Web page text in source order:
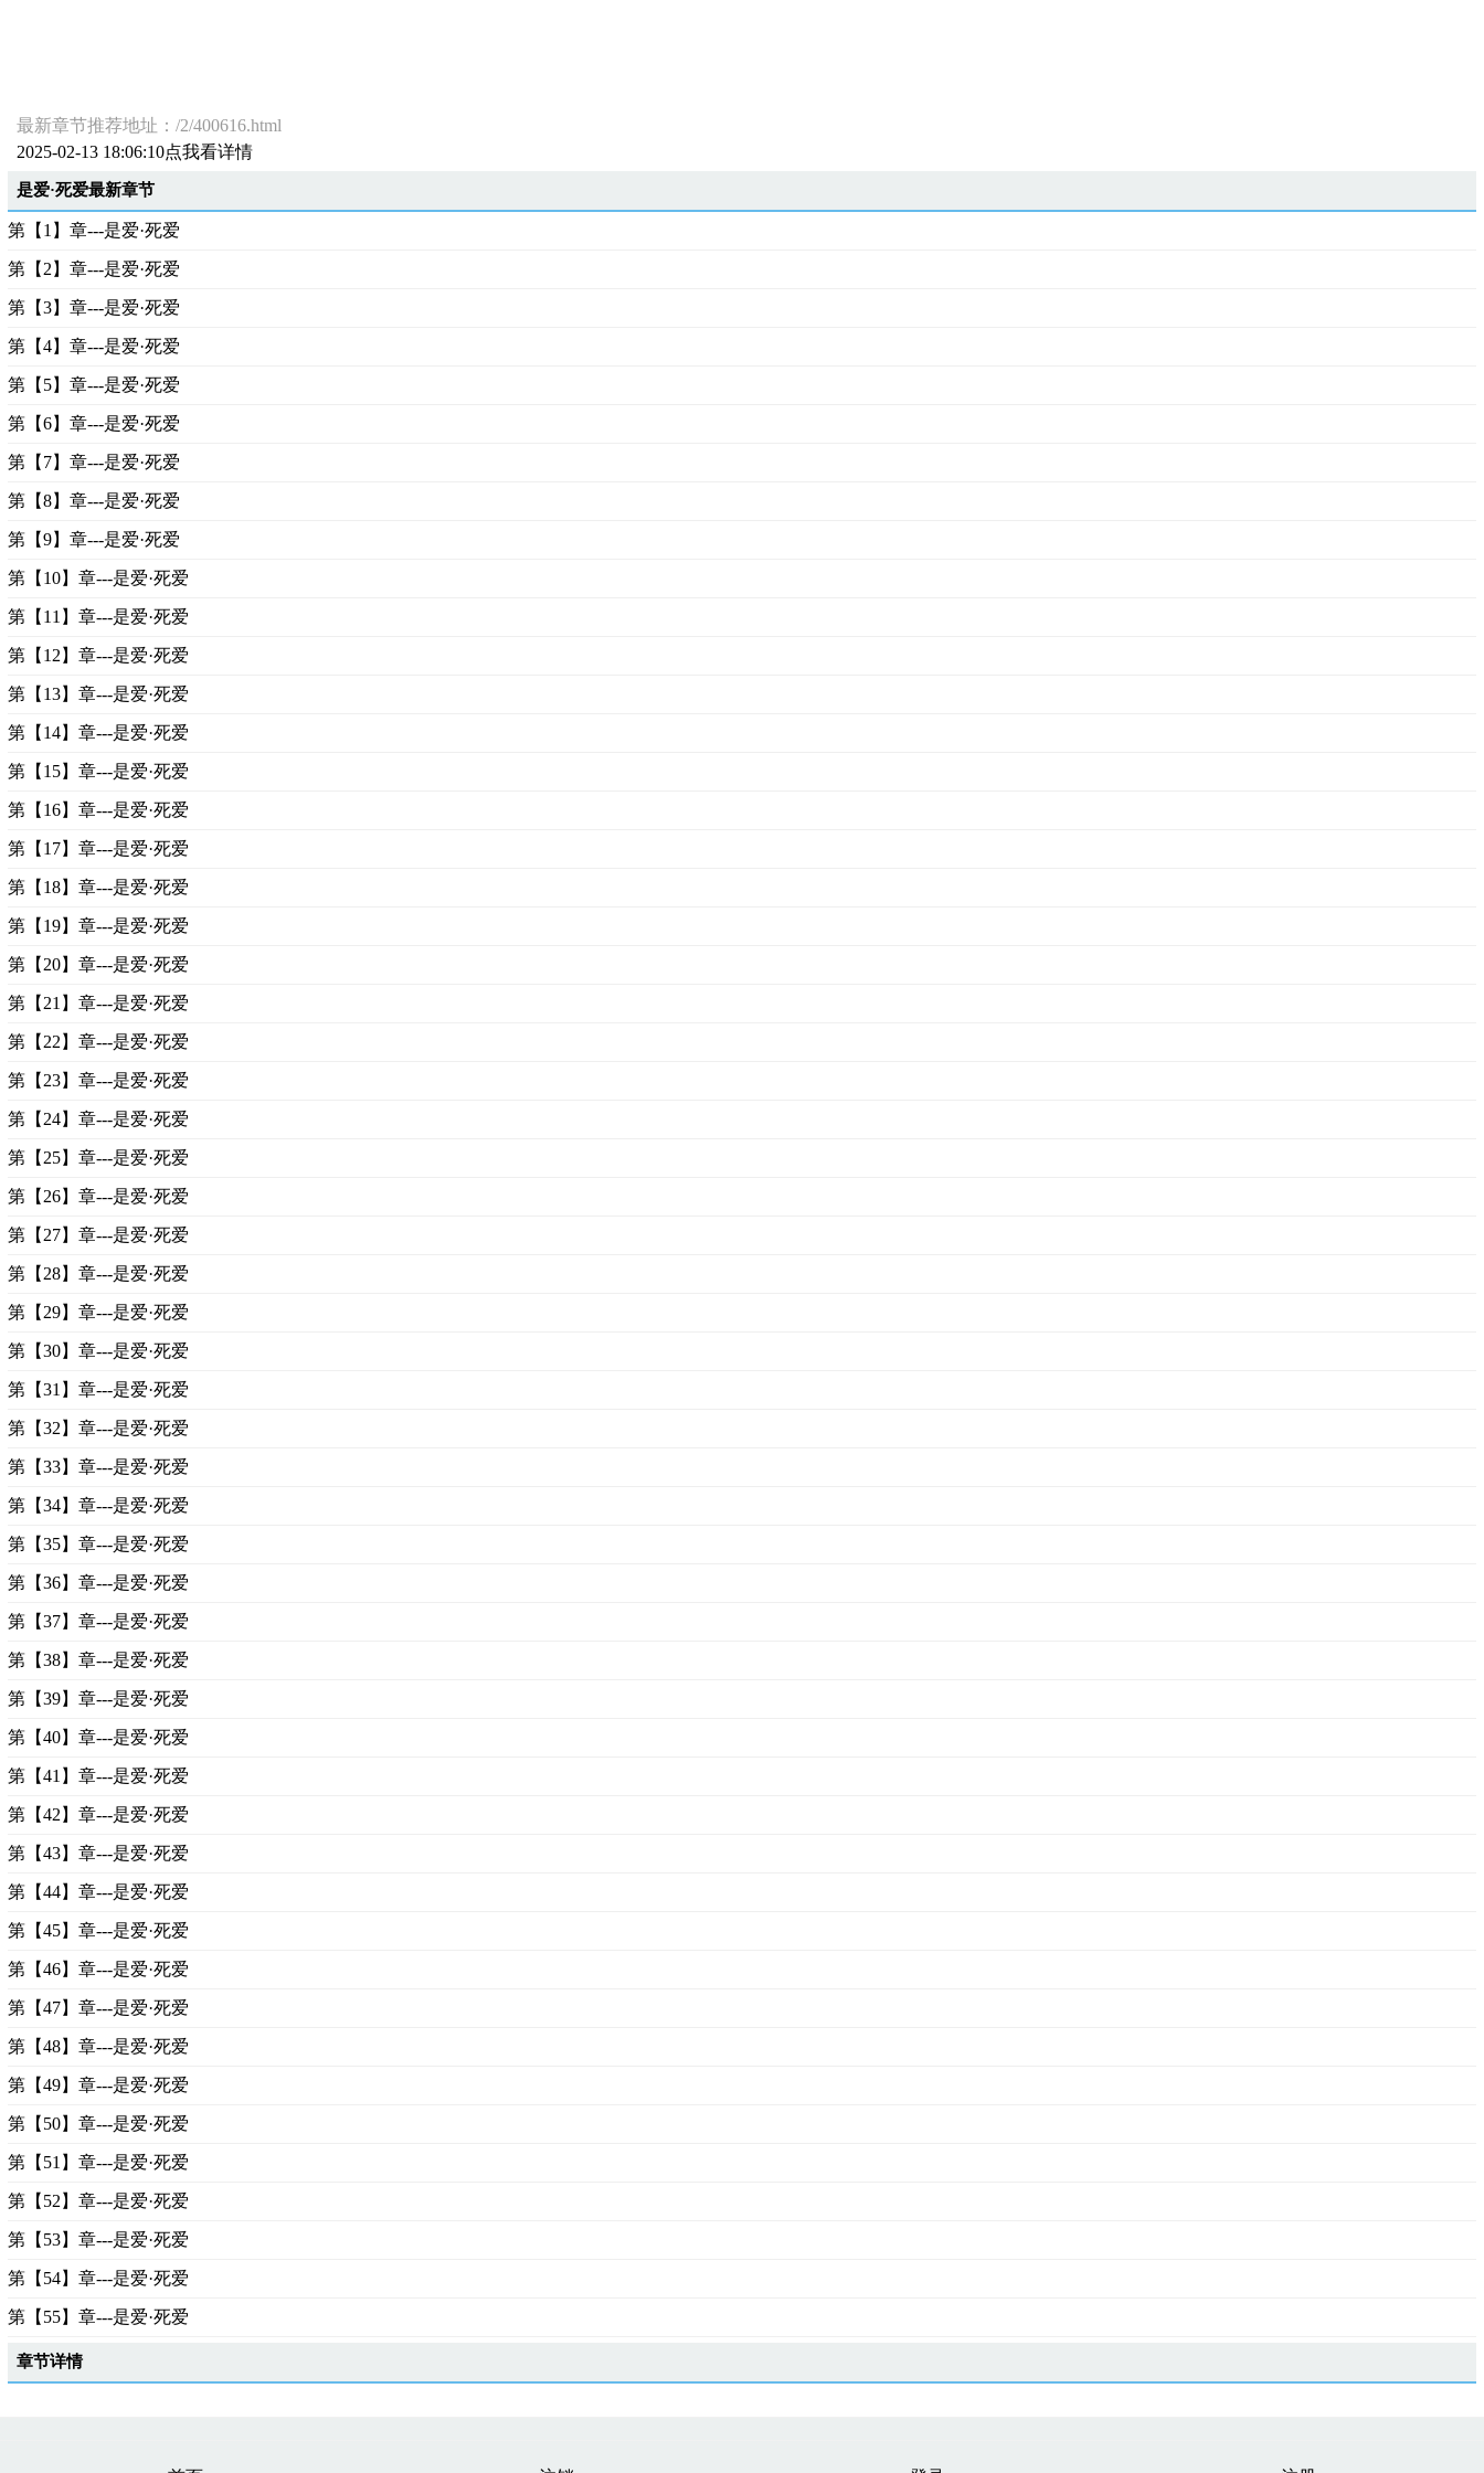
最新章节推荐地址：/2/400616.html
2025-02-13 18:06:10点我看详情
是爱·死爱最新章节
第【1】章---是爱·死爱
第【2】章---是爱·死爱
第【3】章---是爱·死爱
第【4】章---是爱·死爱
第【5】章---是爱·死爱
第【6】章---是爱·死爱
第【7】章---是爱·死爱
第【8】章---是爱·死爱
第【9】章---是爱·死爱
第【10】章---是爱·死爱
第【11】章---是爱·死爱
第【12】章---是爱·死爱
第【13】章---是爱·死爱
第【14】章---是爱·死爱
第【15】章---是爱·死爱
第【16】章---是爱·死爱
第【17】章---是爱·死爱
第【18】章---是爱·死爱
第【19】章---是爱·死爱
第【20】章---是爱·死爱
第【21】章---是爱·死爱
第【22】章---是爱·死爱
第【23】章---是爱·死爱
第【24】章---是爱·死爱
第【25】章---是爱·死爱
第【26】章---是爱·死爱
第【27】章---是爱·死爱
第【28】章---是爱·死爱
第【29】章---是爱·死爱
第【30】章---是爱·死爱
第【31】章---是爱·死爱
第【32】章---是爱·死爱
第【33】章---是爱·死爱
第【34】章---是爱·死爱
第【35】章---是爱·死爱
第【36】章---是爱·死爱
第【37】章---是爱·死爱
第【38】章---是爱·死爱
第【39】章---是爱·死爱
第【40】章---是爱·死爱
第【41】章---是爱·死爱
第【42】章---是爱·死爱
第【43】章---是爱·死爱
第【44】章---是爱·死爱
第【45】章---是爱·死爱
第【46】章---是爱·死爱
第【47】章---是爱·死爱
第【48】章---是爱·死爱
第【49】章---是爱·死爱
第【50】章---是爱·死爱
第【51】章---是爱·死爱
第【52】章---是爱·死爱
第【53】章---是爱·死爱
第【54】章---是爱·死爱
第【55】章---是爱·死爱
章节详情